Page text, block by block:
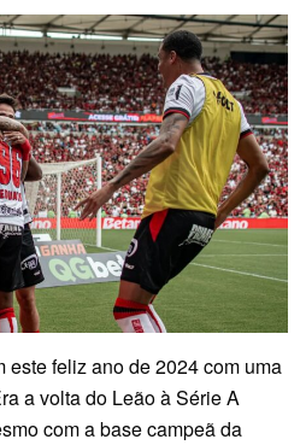
este feliz ano de 2024 com uma
a volta do Leão à Série A
com a base campeã da